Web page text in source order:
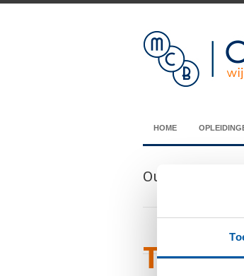
HOME
Our Blog
Tags